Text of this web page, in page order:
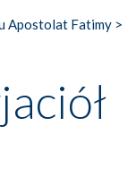
celem były
czy w Batalhi,
bitwie o
a zarazem
dzieł,
o detale,
i pracowitością
Apostolat Fatimy >